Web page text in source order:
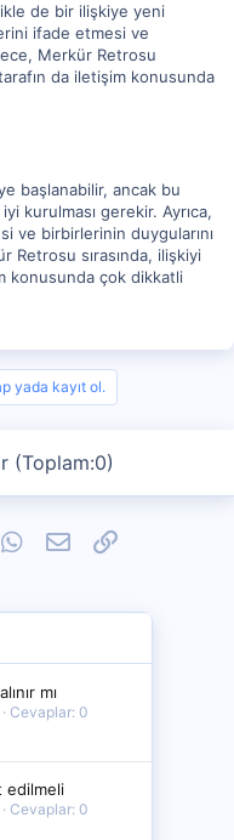
de bir ilişkiye yeni
ifade etmesi ve
Merkür Retrosu
da iletişim konusunda
başlanabilir, ancak bu
kurulması gerekir. Ayrıca,
ve birbirlerinin duygularını
Retrosu sırasında, ilişkiyi
konusunda çok dikkatli
yada kayıt ol.
(Toplam:0)
WhatsApp
E-postaLink
mı
Cevaplar: 0
edilmeli
Cevaplar: 0